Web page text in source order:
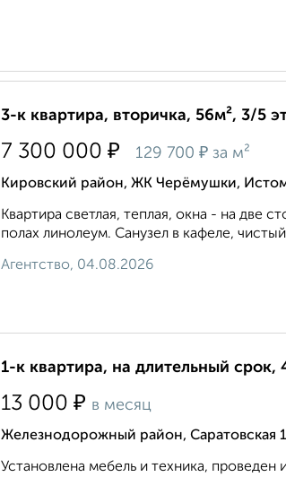
3-к квартира, вторичка, 56м², 3/5
7 300 000 ₽ 129 700 ₽ за м²
Кировский район, ЖК Черёмушки,
Квартира светлая, теплая, окна - на две
полах линолеум. Санузел в кафеле,
Агентство, 04.08.2026
1-к квартира, на длительный срок,
13 000 ₽ в месяц
Железнодорожный район, Саратовская
Установлена мебель и техника,